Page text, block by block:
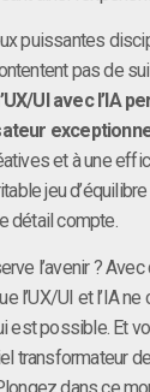
puissantes
pas de
UI avec l’IA
et à une
jeu
détail compte.
l’avenir ?
l’UX/UI et l’IA
est possible. Et
transformateur